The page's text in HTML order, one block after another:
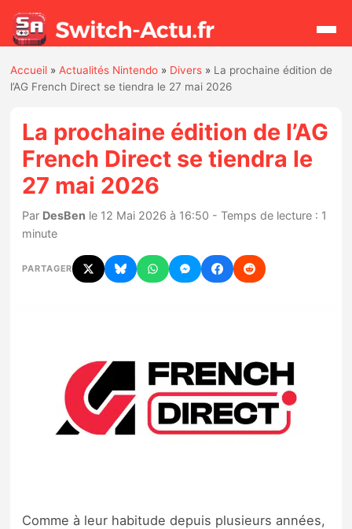
Actualités
Jeux
Hardware
Mises à jour
Nintendo Direct
Tests et previews
Tests d’accessoires
Accueil »Actualités Nintendo » Divers » La prochaine édition de
l’AG French Direct se tiendra le 27 mai 2026
La prochaine édition de l’AG
French Direct se tiendra le
27 mai 2026
Par DesBen le 12 Mai 2026 à 16:50 - Temps de lecture : 1
minute
PARTAGER
Comme à leur habitude depuis plusieurs années,